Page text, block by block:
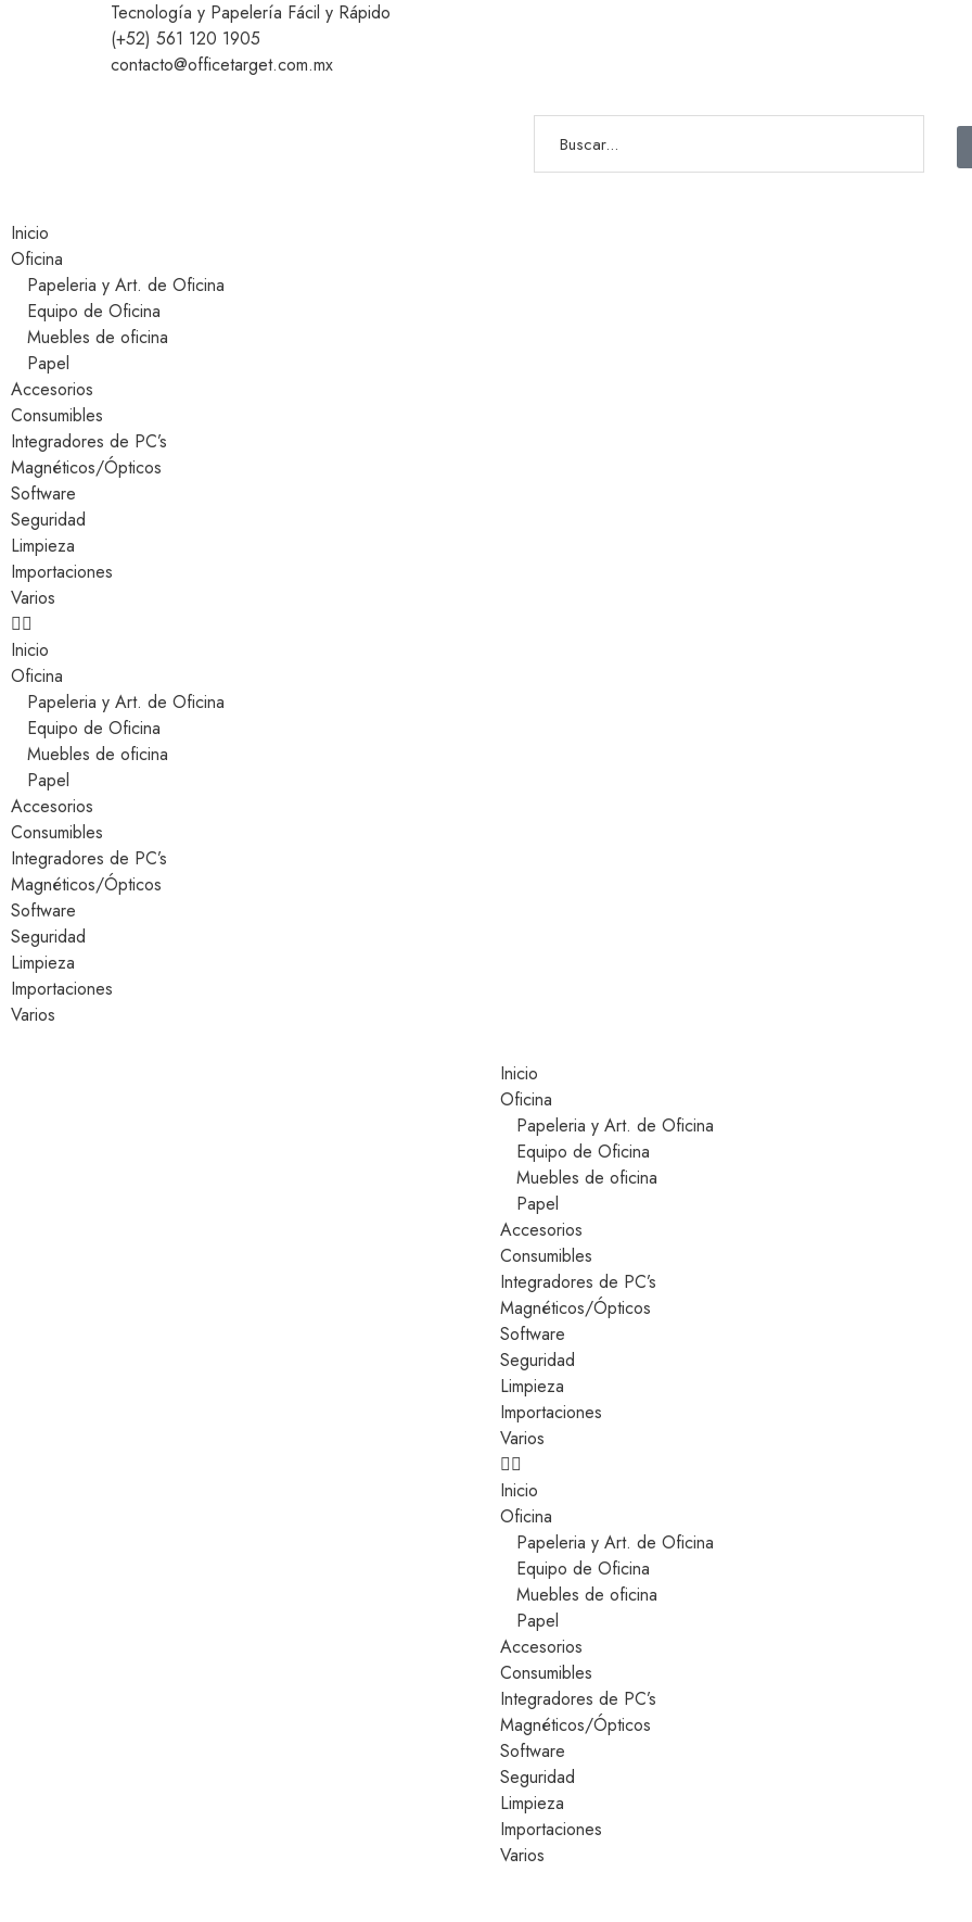
Tecnología y Papelería Fácil y Rápido
(+52) 561 120 1905
contacto@officetarget.com.mx
Inicio
Oficina
Papeleria y Art. de Oficina
Equipo de Oficina
Muebles de oficina
Papel
Accesorios
Consumibles
Integradores de PC’s
Magnéticos/Ópticos
Software
Seguridad
Limpieza
Importaciones
Varios
Inicio
Oficina
Papeleria y Art. de Oficina
Equipo de Oficina
Muebles de oficina
Papel
Accesorios
Consumibles
Integradores de PC’s
Magnéticos/Ópticos
Software
Seguridad
Limpieza
Importaciones
Varios
Inicio
Oficina
Papeleria y Art. de Oficina
Equipo de Oficina
Muebles de oficina
Papel
Accesorios
Consumibles
Integradores de PC’s
Magnéticos/Ópticos
Software
Seguridad
Limpieza
Importaciones
Varios
Inicio
Oficina
Papeleria y Art. de Oficina
Equipo de Oficina
Muebles de oficina
Papel
Accesorios
Consumibles
Integradores de PC’s
Magnéticos/Ópticos
Software
Seguridad
Limpieza
Importaciones
Varios